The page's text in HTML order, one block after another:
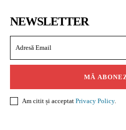
NEWSLETTER
MĂ
Am citit și acceptat Privacy Policy.